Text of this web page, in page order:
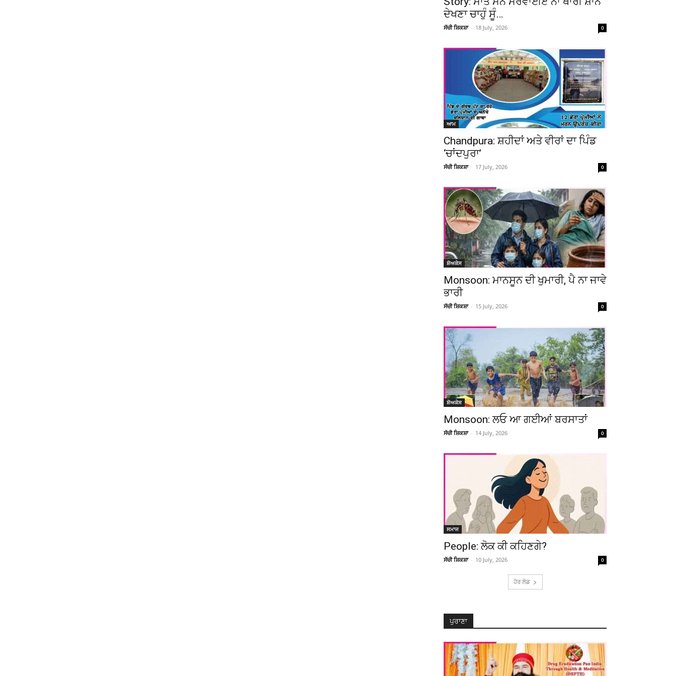
ਦੇਖਣਾ ਚਾਹੁੰ ਸੂੰ…
ਸੱਚੀ ਸ਼ਿਕਸ਼ਾ - 18 July, 2026 0
ਆਮ
Chandpura: ਸ਼ਹੀਦਾਂ ਅਤੇ ਵੀਰਾਂ ਦਾ ਪਿੰਡ
‘ਚਾਂਦਪੁਰਾ’
ਸੱਚੀ ਸ਼ਿਕਸ਼ਾ - 17 July, 2026 0
ਸ਼ੋਅਕੇਸ
Monsoon: ਮਾਨਸੂਨ ਦੀ ਖੁਮਾਰੀ, ਪੈ ਨਾ ਜਾਵੇ
ਭਾਰੀ
ਸੱਚੀ ਸ਼ਿਕਸ਼ਾ - 15 July, 2026 0
ਸ਼ੋਅਕੇਸ
Monsoon: ਲਓ ਆ ਗਈਆਂ ਬਰਸਾਤਾਂ
ਸੱਚੀ ਸ਼ਿਕਸ਼ਾ - 14 July, 2026 0
ਸਮਾਜ
People: ਲੋਕ ਕੀ ਕਹਿਣਗੇ?
ਸੱਚੀ ਸ਼ਿਕਸ਼ਾ - 10 July, 2026 0
ਹੋਰ ਲੋਡ
ਪੁਰਾਣਾ